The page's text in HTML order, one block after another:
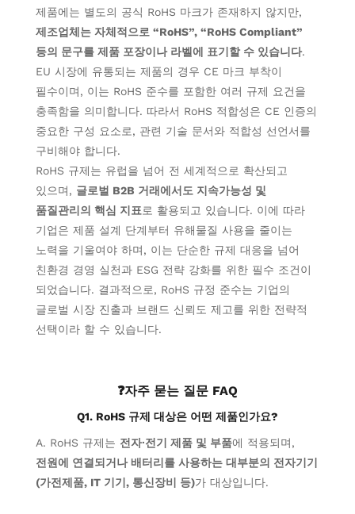
제품에는 별도의 공식 RoHS 마크가 존재하지 않지만,
제조업체는 자체적으로 “RoHS”, “RoHS Compliant”
등의 문구를 제품 포장이나 라벨에 표기할 수 있습니다.
EU 시장에 유통되는 제품의 경우 CE 마크 부착이
필수이며, 이는 RoHS 준수를 포함한 여러 규제 요건을
충족함을 의미합니다. 따라서 RoHS 적합성은 CE 인증의
중요한 구성 요소로, 관련 기술 문서와 적합성 선언서를
구비해야 합니다.
RoHS 규제는 유럽을 넘어 전 세계적으로 확산되고
있으며, 글로벌 B2B 거래에서도 지속가능성 및
품질관리의 핵심 지표로 활용되고 있습니다. 이에 따라
기업은 제품 설계 단계부터 유해물질 사용을 줄이는
노력을 기울여야 하며, 이는 단순한 규제 대응을 넘어
친환경 경영 실천과 ESG 전략 강화를 위한 필수 조건이
되었습니다. 결과적으로, RoHS 규정 준수는 기업의
글로벌 시장 진출과 브랜드 신뢰도 제고를 위한 전략적
선택이라 할 수 있습니다.
❓자주 묻는 질문 FAQ
Q1. RoHS 규제 대상은 어떤 제품인가요?
A. RoHS 규제는 전자∙전기 제품 및 부품에 적용되며,
전원에 연결되거나 배터리를 사용하는 대부분의 전자기기
(가전제품, IT 기기, 통신장비 등)가 대상입니다.